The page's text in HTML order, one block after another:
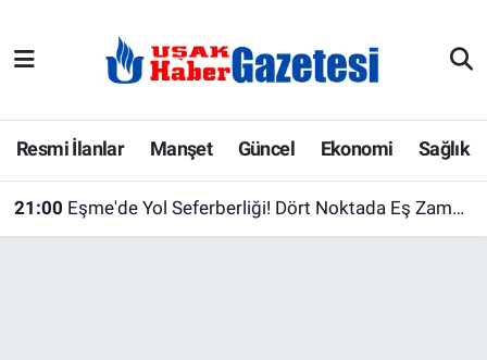
Resmi İlanlar Manşet Güncel Ekonomi Sağlık
21:00 Eşme'de Yol Seferberliği! Dört Noktada Eş Zamanlı Çalışma Başlatıldı
E-Gazete
Ekonomi
Uşak Hava Durumu
Uşak Trafik Yoğunluk Haritası